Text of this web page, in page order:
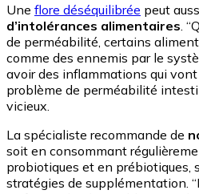
Une flore déséquilibrée peut
d’intolérances alimentaires .
de perméabilité, certains
comme des ennemis par le
avoir des inflammations qui
problème de perméabilité
vicieux.
La spécialiste recommande de
soit en consommant
probiotiques et en prébiotiques,
stratégies de supplémentation.